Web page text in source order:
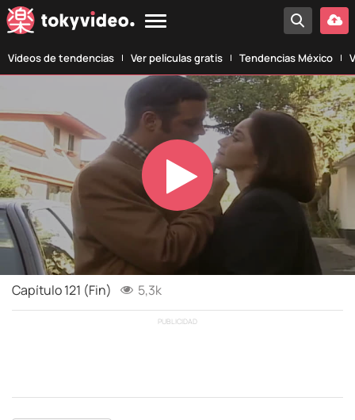
Vídeos de tendencias Ver películas gratis Tendencias México
Play
Video
Capítulo 121 (Fin) 5,3k
PUBLICIDAD